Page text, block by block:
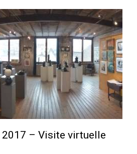
– Visite virtuelle